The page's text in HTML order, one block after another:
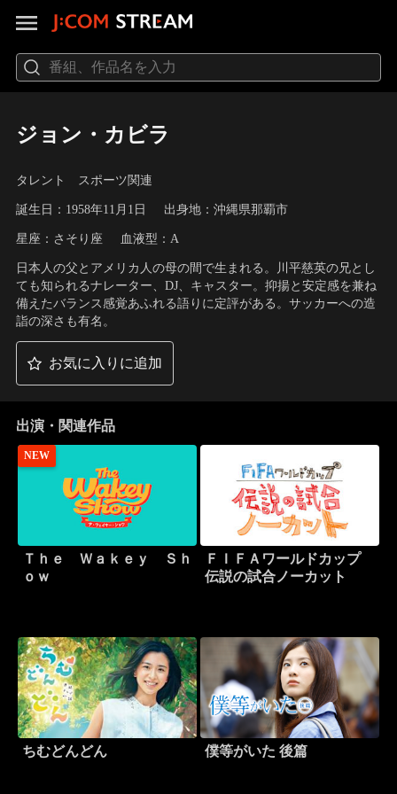
ジョン・カビラ
タレント スポーツ関連
誕生日：1958年11月1日 出身地：沖縄県那覇市
星座：さそり座 血液型：A
日本人の父とアメリカ人の母の間で生まれる。川平慈英の兄とし
ても知られるナレーター、DJ、キャスター。抑揚と安定感を兼ね
備えたバランス感覚あふれる語りに定評がある。サッカーへの造
詣の深さも有名。
お気に入りに追加
出演・関連作品
NEW
Ｔｈｅ Ｗａｋｅｙ Ｓｈ
ｏｗ
ＦＩＦＡワールドカップ
伝説の試合ノーカット
ちむどんどん 僕等がいた 後篇